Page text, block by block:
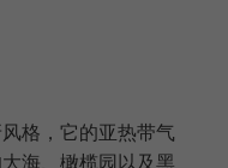
格，它的亚热带气
海、橄榄园以及黑